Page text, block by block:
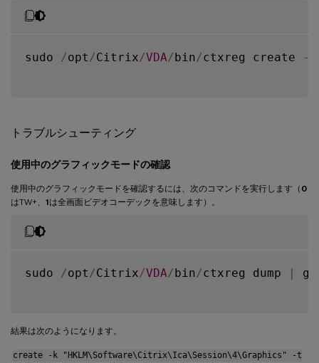
sudo /opt /Citrix/VDA/bin/ctxreg create -
トラブルシューティング
使用中のグラフィックモードの確認
使用中のグラフィックモードを確認するには、次のコマンドを実行します（ 0
はTW+、 1は全画面ビデオコーデックを意味します）。
sudo /opt /Citrix/VDA/bin/ctxreg dump |
結果は次のようになります。
create -k "HKLM\Software\Citrix\Ica\Session\4\Graphics" -t